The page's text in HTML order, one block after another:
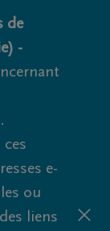
de
-
e-
ou
liens